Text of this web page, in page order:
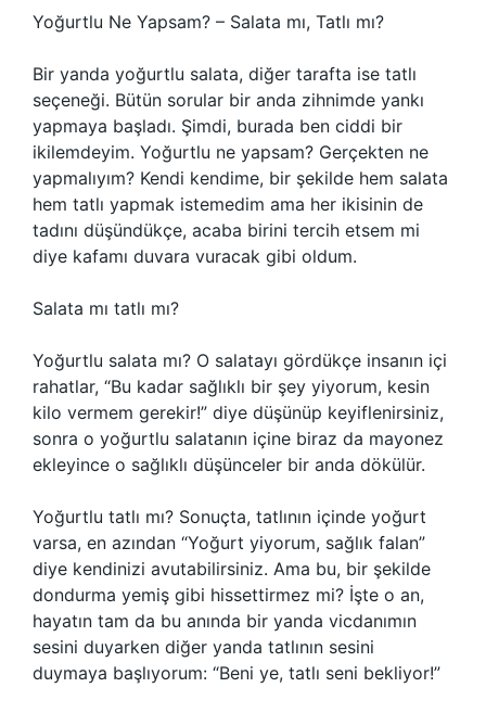
Yoğurtlu Ne Yapsam? – Salata mı, Tatlı mı?
Bir yanda yoğurtlu salata, diğer tarafta ise tatlı
seçeneği. Bütün sorular bir anda zihnimde yankı
yapmaya başladı. Şimdi, burada ben ciddi bir
ikilemdeyim. Yoğurtlu ne yapsam? Gerçekten ne
yapmalıyım? Kendi kendime, bir şekilde hem salata
hem tatlı yapmak istemedim ama her ikisinin de
tadını düşündükçe, acaba birini tercih etsem mi
diye kafamı duvara vuracak gibi oldum.
Salata mı tatlı mı?
Yoğurtlu salata mı? O salatayı gördükçe insanın içi
rahatlar, “Bu kadar sağlıklı bir şey yiyorum, kesin
kilo vermem gerekir!” diye düşünüp keyiflenirsiniz,
sonra o yoğurtlu salatanın içine biraz da mayonez
ekleyince o sağlıklı düşünceler bir anda dökülür.
Yoğurtlu tatlı mı? Sonuçta, tatlının içinde yoğurt
varsa, en azından “Yoğurt yiyorum, sağlık falan”
diye kendinizi avutabilirsiniz. Ama bu, bir şekilde
dondurma yemiş gibi hissettirmez mi? İşte o an,
hayatın tam da bu anında bir yanda vicdanımın
sesini duyarken diğer yanda tatlının sesini
duymaya başlıyorum: “Beni ye, tatlı seni bekliyor!”